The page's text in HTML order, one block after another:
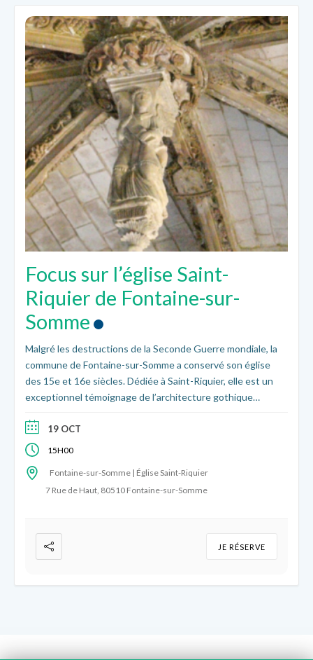
Focus sur l’église Saint-
Riquier de Fontaine-sur-
Somme
Malgré les destructions de la Seconde Guerre mondiale, la
commune de Fontaine-sur-Somme a conservé son église
des 15e et 16e siècles. Dédiée à Saint-Riquier, elle est un
exceptionnel témoignage de l’architecture gothique
fourmillent de détails sculptés et historiés. Le temps d’une
visite découvrez l’histoire de sa construction et de sa
19 OCT
15H00
Fontaine-sur-Somme | Église Saint-Riquier
7 Rue de Haut, 80510 Fontaine-sur-Somme
JE RÉSERVE